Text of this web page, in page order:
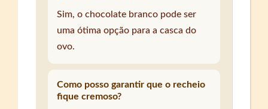
Sim, o chocolate branco pode ser
uma ótima opção para a casca do
ovo.
Como posso garantir que o recheio
fique cremoso?